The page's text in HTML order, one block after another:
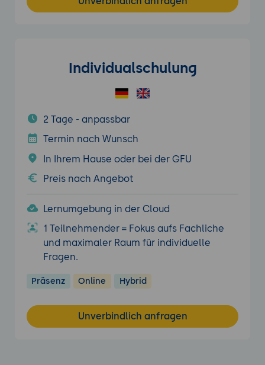
Individualschulung
2 Tage - anpassbar
Termin nach Wunsch
In Ihrem Hause oder bei der GFU
Preis nach Angebot
Lernumgebung in der Cloud
1 Teilnehmender = Fokus aufs Fachliche
und maximaler Raum für individuelle
Fragen.
Präsenz Online Hybrid
Unverbindlich anfragen